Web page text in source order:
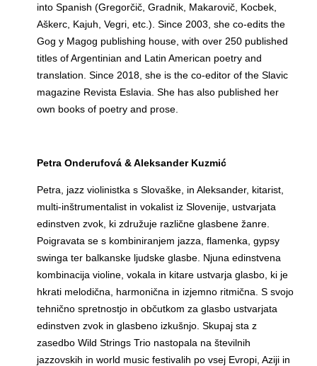
into Spanish (Gregorčič, Gradnik, Makarovič, Kocbek,
Aškerc, Kajuh, Vegri, etc.). Since 2003, she co-edits the
Gog y Magog publishing house, with over 250 published
titles of Argentinian and Latin American poetry and
translation. Since 2018, she is the co-editor of the Slavic
magazine Revista Eslavia. She has also published her
own books of poetry and prose.
Petra Onderufová & Aleksander Kuzmić
Petra, jazz violinistka s Slovaške, in Aleksander, kitarist,
multi-inštrumentalist in vokalist iz Slovenije, ustvarjata
edinstven zvok, ki združuje različne glasbene žanre.
Poigravata se s kombiniranjem jazza, flamenka, gypsy
swinga ter balkanske ljudske glasbe. Njuna edinstvena
kombinacija violine, vokala in kitare ustvarja glasbo, ki je
hkrati melodična, harmonična in izjemno ritmična. S svojo
tehnično spretnostjo in občutkom za glasbo ustvarjata
edinstven zvok in glasbeno izkušnjo. Skupaj sta z
zasedbo Wild Strings Trio nastopala na številnih
jazzovskih in world music festivalih po vsej Evropi, Aziji in